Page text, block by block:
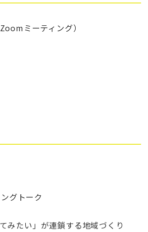
ミーティング）
グトーク
」が連鎖する地域づくり